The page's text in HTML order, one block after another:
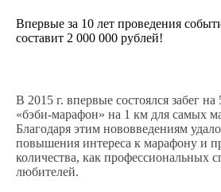
Впервые за 10 лет проведения
составит 2 000 000 рублей!
В 2015 г. впервые состоялся забег
«бэби-марафон» на 1 км для самых
Благодаря этим нововведениям
повышения интереса к марафону и
количества, как профессиональных
любителей.